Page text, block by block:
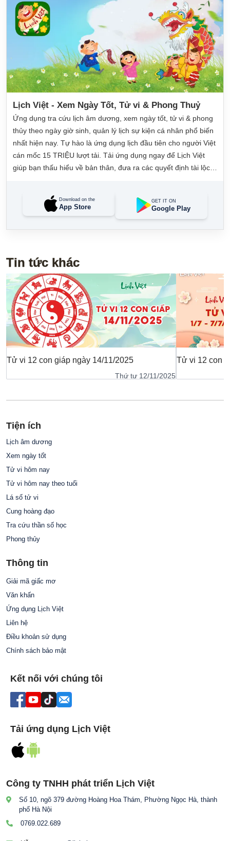
Lịch Việt - Xem Ngày Tốt, Tử vi & Phong Thuỷ
Ứng dụng tra cứu lịch âm dương, xem ngày tốt, tử vi & phong
thủy theo ngày giờ sinh, quản lý lịch sự kiện cá nhân phổ biến
nhất hiện nay. Tự hào là ứng dụng lịch đầu tiên cho người Việt
cán mốc 15 TRIỆU lượt tải. Tải ứng dụng ngay để Lịch Việt
giúp bạn thấu hiểu về bản thân, đưa ra các quyết định tài lộc,
Download on the
App Store
GET IT ON
Google Play
Tin tức khác
Tử vi 12 con giáp ngày 14/11/2025
Thứ tư 12/11/2025
Tử vi 12 con
Công ty TNHH phát triển Lịch Việt
Số 10, ngõ 379 đường Hoàng Hoa Thám, Phường Ngọc Hà, thành
phố Hà Nội
0769.022.689
Tiện ích
Lịch âm dương
Xem ngày tốt
Tử vi hôm nay
Tử vi hôm nay theo tuổi
Lá số tử vi
Cung hoàng đạo
Tra cứu thần số học
Phong thủy
Thông tin
Giải mã giấc mơ
Văn khấn
Ứng dụng Lịch Việt
Liên hệ
Điều khoản sử dụng
Chính sách bảo mật
Kết nối với chúng tôi
Tải ứng dụng Lịch Việt